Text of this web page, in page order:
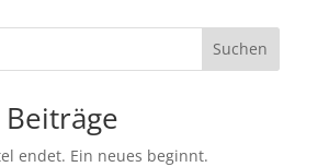
Suchen
endet. Ein neues beginnt.